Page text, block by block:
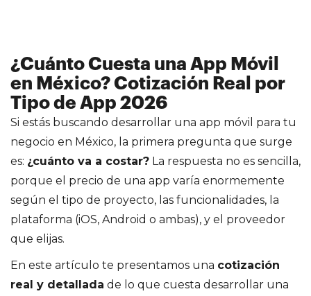
¿Cuánto Cuesta una App Móvil
en México? Cotización Real por
Tipo de App 2026
Si estás buscando desarrollar una app móvil para tu
negocio en México, la primera pregunta que surge
es: ¿cuánto va a costar? La respuesta no es sencilla,
porque el precio de una app varía enormemente
según el tipo de proyecto, las funcionalidades, la
plataforma (iOS, Android o ambas), y el proveedor
que elijas.
En este artículo te presentamos una cotización
real y detallada de lo que cuesta desarrollar una